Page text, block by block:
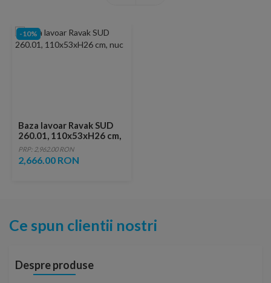
-10%
Baza lavoar Ravak SUD
260.01, 110x53xH26 cm,
nuc
PRP: 2,962.00 RON
2,666.00 RON
Ce spun clientii nostri
Despre produse